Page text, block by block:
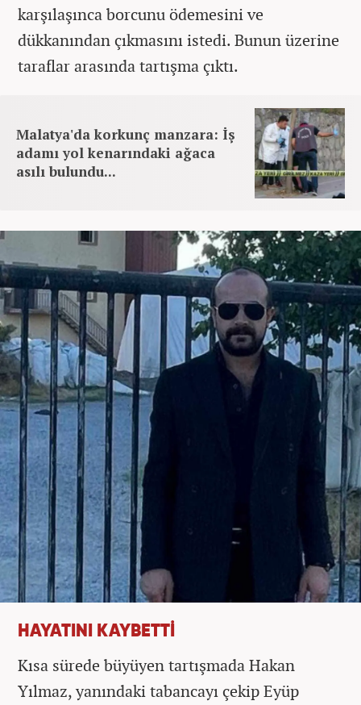
karşılaşınca borcunu ödemesini ve
dükkanından çıkmasını istedi. Bunun üzerine
taraflar arasında tartışma çıktı.
Malatya'da korkunç manzara: İş
adamı yol kenarındaki ağaca
asılı bulundu...
HAYATINI KAYBETTİ
Kısa sürede büyüyen tartışmada Hakan
Yılmaz, yanındaki tabancayı çekip Eyüp